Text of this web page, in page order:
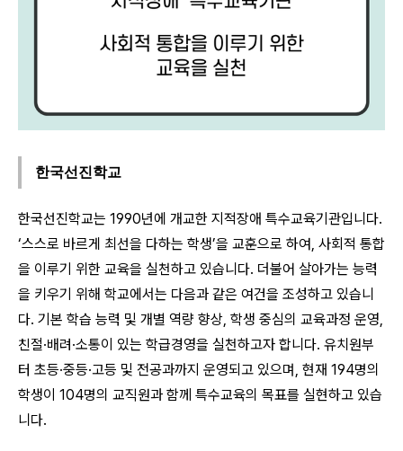
한국선진학교
한국선진학교는 1990년에 개교한 지적장애 특수교육기관입니다.
‘스스로 바르게 최선을 다하는 학생’을 교훈으로 하여, 사회적 통합
을 이루기 위한 교육을 실천하고 있습니다. 더불어 살아가는 능력
을 키우기 위해 학교에서는 다음과 같은 여건을 조성하고 있습니
다. 기본 학습 능력 및 개별 역량 향상, 학생 중심의 교육과정 운영,
친절·배려·소통이 있는 학급경영을 실천하고자 합니다. 유치원부
터 초등·중등·고등 및 전공과까지 운영되고 있으며, 현재 194명의
학생이 104명의 교직원과 함께 특수교육의 목표를 실현하고 있습
니다.